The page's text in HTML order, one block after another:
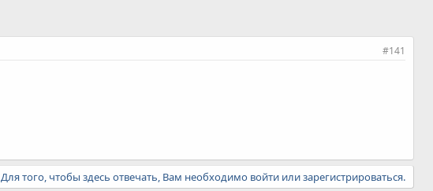
#141
Для того, чтобы здесь отвечать, Вам необходимо войти или зарегистрироваться.